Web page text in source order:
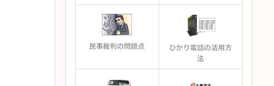
民事裁判の問題点
ひかり電話の活用方
法